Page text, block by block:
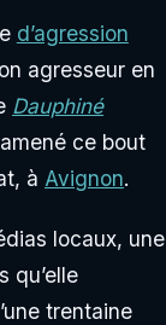
d’agression
agresseur en
Dauphiné
ce bout
à Avignon.
locaux, une
qu’elle
trentaine